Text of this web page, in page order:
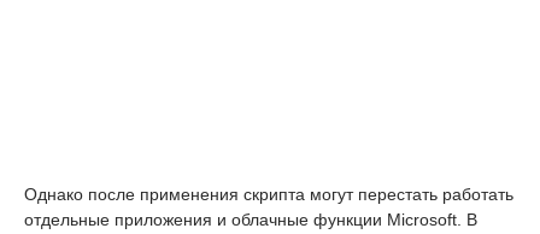
Однако после применения скрипта могут перестать работать
отдельные приложения и облачные функции Microsoft. В